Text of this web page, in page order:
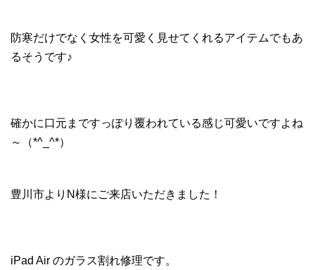
防寒だけでなく女性を可愛く見せてくれるアイテムでもあ
るそうです♪
確かに口元まですっぽり覆われている感じ可愛いですよね
～（*^_^*）
豊川市よりN様にご来店いただきました！
iPad Air のガラス割れ修理です。